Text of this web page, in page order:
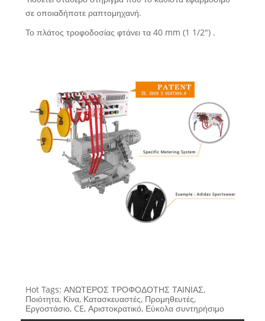
σε οποιαδήποτε ραπτομηχανή.
Το πλάτος τροφοδοσίας φτάνει τα 40 mm (1 1/2") .
Hot Tags: ΑΝΩΤΕΡΟΣ ΤΡΟΦΟΔΟΤΗΣ ΤΑΙΝΙΑΣ,
Ποιότητα, Κίνα, Κατασκευαστές, Προμηθευτές,
Εργοστάσιο, CE, Αριστοκρατικό, Εύκολα συντηρήσιμο